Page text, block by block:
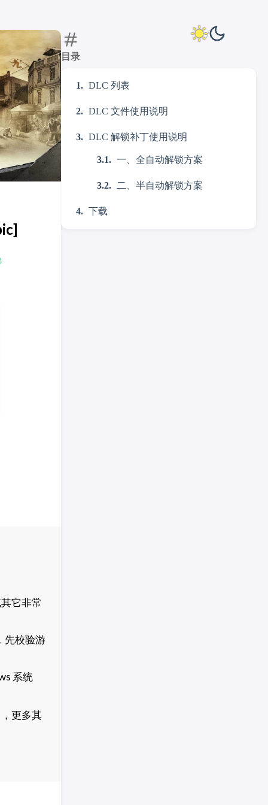
目录
DLC 列表
DLC 文件使用说明
DLC 解锁补丁使用说明
一、全自动解锁方案
二、半自动解锁方案
下载
它非常
先校验游
系统
，更多其